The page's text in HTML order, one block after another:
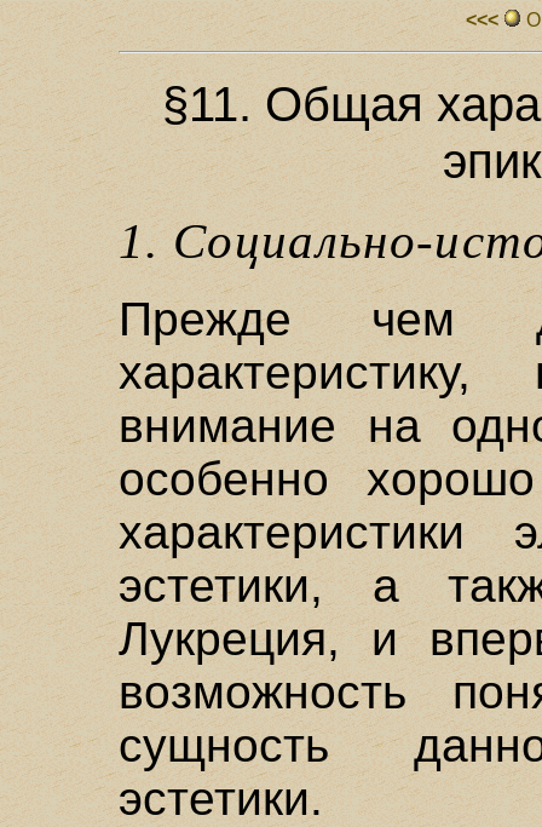
<<<
§11. Общая
1. Социально-
Прежде чем
внимание на
особенно
характеристики
эстетики, а
Лукреция, и
возможность
сущность
эстетики.